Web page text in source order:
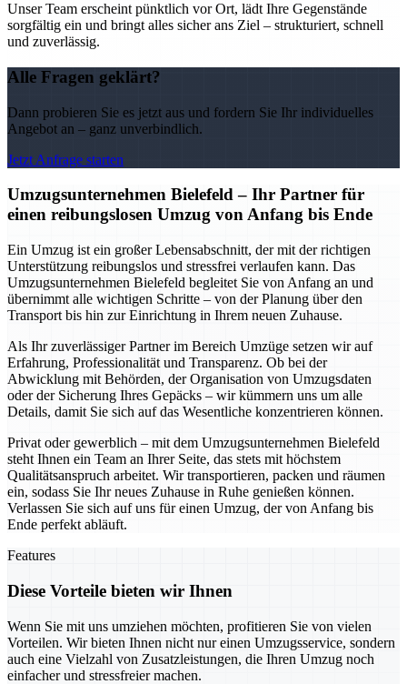
Unser Team erscheint pünktlich vor Ort, lädt Ihre Gegenstände
sorgfältig ein und bringt alles sicher ans Ziel – strukturiert, schnell
und zuverlässig.
Alle Fragen geklärt?
Dann probieren Sie es jetzt aus und fordern Sie Ihr individuelles
Angebot an – ganz unverbindlich.
Jetzt Anfrage starten
Umzugsunternehmen Bielefeld – Ihr Partner für
einen reibungslosen Umzug von Anfang bis Ende
Ein Umzug ist ein großer Lebensabschnitt, der mit der richtigen
Unterstützung reibungslos und stressfrei verlaufen kann. Das
Umzugsunternehmen Bielefeld begleitet Sie von Anfang an und
übernimmt alle wichtigen Schritte – von der Planung über den
Transport bis hin zur Einrichtung in Ihrem neuen Zuhause.
Als Ihr zuverlässiger Partner im Bereich Umzüge setzen wir auf
Erfahrung, Professionalität und Transparenz. Ob bei der
Abwicklung mit Behörden, der Organisation von Umzugsdaten
oder der Sicherung Ihres Gepäcks – wir kümmern uns um alle
Details, damit Sie sich auf das Wesentliche konzentrieren können.
Privat oder gewerblich – mit dem Umzugsunternehmen Bielefeld
steht Ihnen ein Team an Ihrer Seite, das stets mit höchstem
Qualitätsanspruch arbeitet. Wir transportieren, packen und räumen
ein, sodass Sie Ihr neues Zuhause in Ruhe genießen können.
Verlassen Sie sich auf uns für einen Umzug, der von Anfang bis
Ende perfekt abläuft.
Features
Diese Vorteile bieten wir Ihnen
Wenn Sie mit uns umziehen möchten, profitieren Sie von vielen
Vorteilen. Wir bieten Ihnen nicht nur einen Umzugsservice, sondern
auch eine Vielzahl von Zusatzleistungen, die Ihren Umzug noch
einfacher und stressfreier machen.